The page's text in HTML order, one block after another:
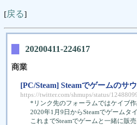
[戻る]
20200411-224617
商業
[PC/Steam] Steamでゲームのサ
https://twitter.com/shmups/status/
*リンク先のフォーラムではケイブ
2020年1月9日からSteamでゲームタ
これまでSteamでゲームと一緒に販